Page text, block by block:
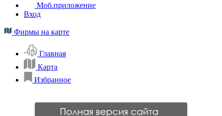
Моб.приложение
Вход
Фирмы на карте
Главная
Карта
Избранное